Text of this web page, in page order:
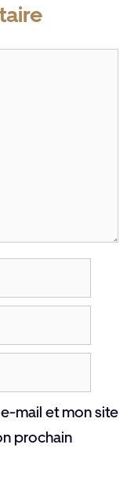
mail et mon site
prochain